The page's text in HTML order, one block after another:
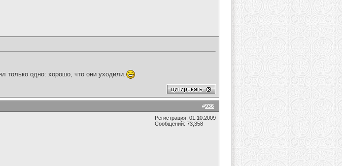
только одно: хорошо, что они уходили.
#936
Регистрация: 01.10.2009
Сообщений: 73,358